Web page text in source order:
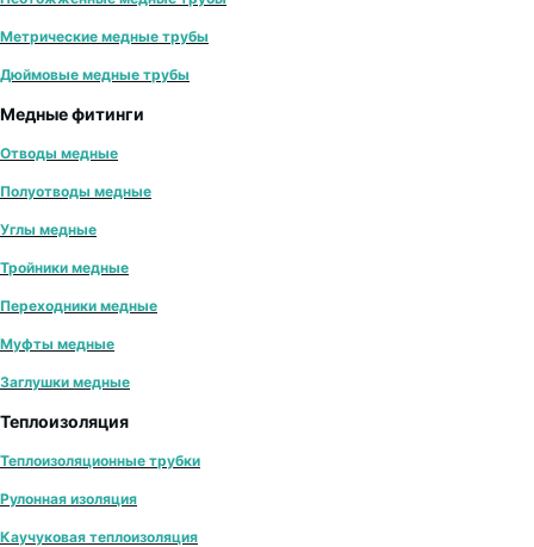
Метрические медные трубы
Дюймовые медные трубы
Медные фитинги
Отводы медные
Полуотводы медные
Углы медные
Тройники медные
Переходники медные
Муфты медные
Заглушки медные
Теплоизоляция
Теплоизоляционные трубки
Рулонная изоляция
Каучуковая теплоизоляция